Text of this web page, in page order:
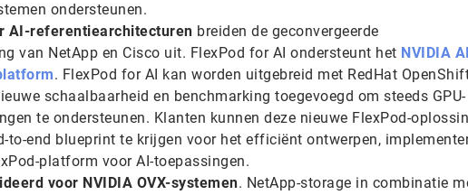
ondersteunen.
AI-referentiearchitecturen breiden de geconvergeerde
van NetApp en Cisco uit. FlexPod for AI ondersteunt het NVIDIA AI
. FlexPod for AI kan worden uitgebreid met RedHat
schaalbaarheid en benchmarking toegevoegd om steeds GPU-
te ondersteunen. Klanten kunnen deze nieuwe FlexPod-
to-end blueprint te krijgen voor het efficiënt ontwerpen,
platform voor AI-toepassingen.
voor NVIDIA OVX-systemen. NetApp-storage in combinatie